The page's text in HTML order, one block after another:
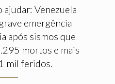
ajudar: Venezuela
emergência
após sismos que
mortos e mais
mil feridos.